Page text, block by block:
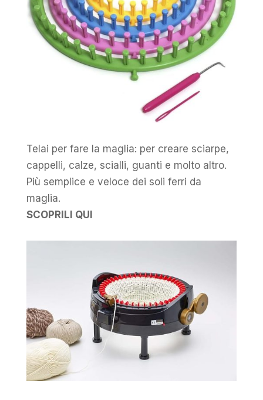
Telai per fare la maglia: per creare sciarpe,
cappelli, calze, scialli, guanti e molto altro.
Più semplice e veloce dei soli ferri da
maglia.
SCOPRILI QUI